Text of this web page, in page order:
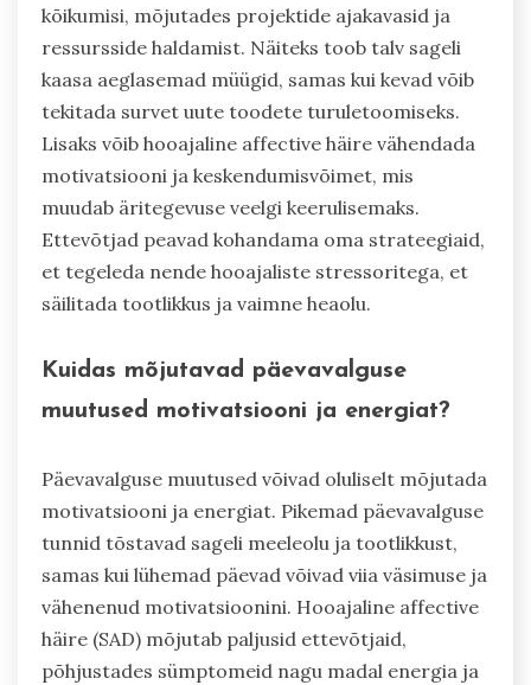
kõikumisi, mõjutades projektide ajakavasid ja
ressursside haldamist. Näiteks toob talv sageli
kaasa aeglasemad müügid, samas kui kevad võib
tekitada survet uute toodete turuletoomiseks.
Lisaks võib hooajaline affective häire vähendada
motivatsiooni ja keskendumisvõimet, mis
muudab äritegevuse veelgi keerulisemaks.
Ettevõtjad peavad kohandama oma strateegiaid,
et tegeleda nende hooajaliste stressoritega, et
säilitada tootlikkus ja vaimne heaolu.
Kuidas mõjutavad päevavalguse
muutused motivatsiooni ja energiat?
Päevavalguse muutused võivad oluliselt mõjutada
motivatsiooni ja energiat. Pikemad päevavalguse
tunnid tõstavad sageli meeleolu ja tootlikkust,
samas kui lühemad päevad võivad viia väsimuse ja
vähenenud motivatsioonini. Hooajaline affective
häire (SAD) mõjutab paljusid ettevõtjaid,
põhjustades sümptomeid nagu madal energia ja